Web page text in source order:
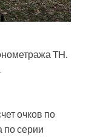
TH.
очков по
по серии